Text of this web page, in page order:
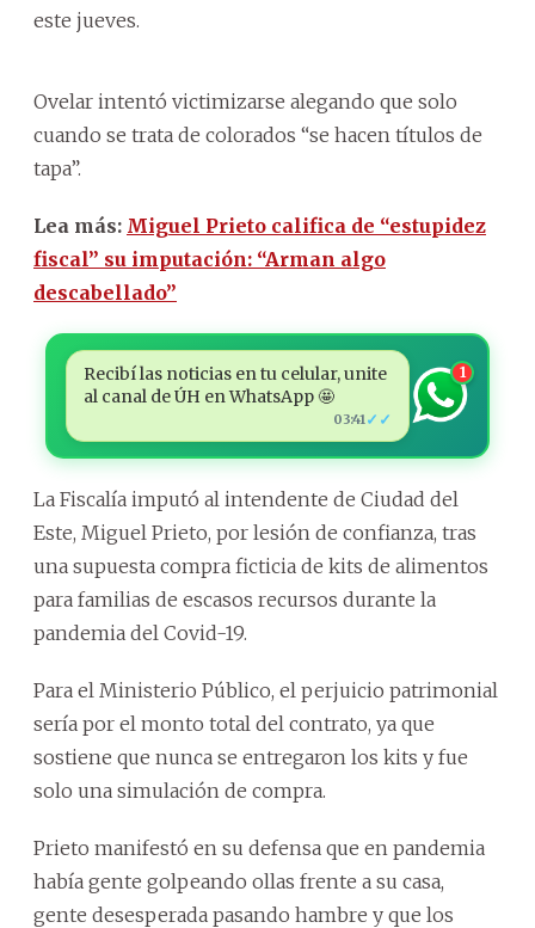
este jueves.
Ovelar intentó victimizarse alegando que solo
cuando se trata de colorados “se hacen títulos de
tapa”.
Lea más: Miguel Prieto califica de “estupidez
fiscal” su imputación: “Arman algo
descabellado”
Recibí las noticias en tu celular, unite
al canal de ÚH en WhatsApp 🤩
03:41 ✓✓
1
La Fiscalía imputó al intendente de Ciudad del
Este, Miguel Prieto, por lesión de confianza, tras
una supuesta compra ficticia de kits de alimentos
para familias de escasos recursos durante la
pandemia del Covid-19.
Para el Ministerio Público, el perjuicio patrimonial
sería por el monto total del contrato, ya que
sostiene que nunca se entregaron los kits y fue
solo una simulación de compra.
Prieto manifestó en su defensa que en pandemia
había gente golpeando ollas frente a su casa,
gente desesperada pasando hambre y que los